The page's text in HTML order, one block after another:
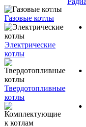
Газовые котлы
Электрические
котлы
Твердотопливные
котлы